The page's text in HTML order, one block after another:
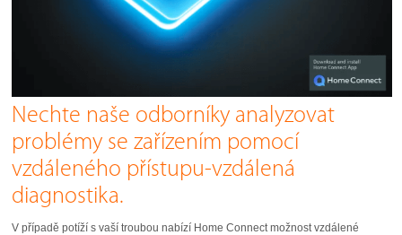
Nechte naše odborníky analyzovat
problémy se zařízením pomocí
vzdáleného přístupu-vzdálená
diagnostika.
V případě potíží s vaší troubou nabízí Home Connect možnost vzdálené